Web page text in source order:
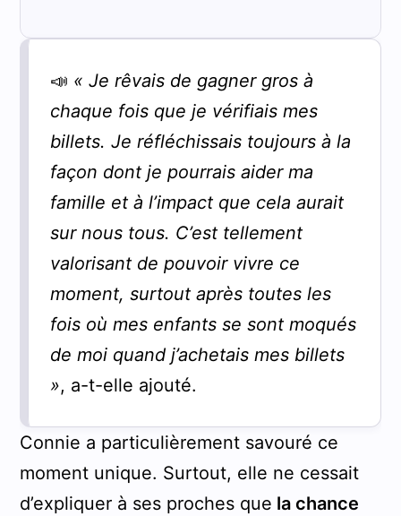
📣 « Je rêvais de gagner gros à
chaque fois que je vérifiais mes
billets. Je réfléchissais toujours à la
façon dont je pourrais aider ma
famille et à l’impact que cela aurait
sur nous tous. C’est tellement
valorisant de pouvoir vivre ce
moment, surtout après toutes les
fois où mes enfants se sont moqués
de moi quand j’achetais mes billets
», a-t-elle ajouté.
Connie a particulièrement savouré ce
moment unique. Surtout, elle ne cessait
d’expliquer à ses proches que la chance